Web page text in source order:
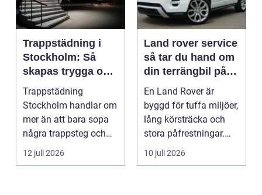
Trappstädning i
Stockholm: Så
skapas trygga och
trivsamma
trapphus
Trappstädning
Stockholm handlar om
mer än att bara sopa
några trappsteg och
torka en...
12 juli 2026
Land rover service
så tar du hand om
din terrängbil på
rätt sätt
En Land Rover är
byggd för tuffa miljöer,
lång körsträcka och
stora påfrestningar.
Samtidigt är det ...
10 juli 2026